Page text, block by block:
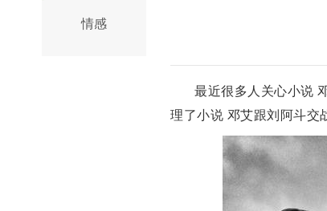
情感
最近很多人关心小说
理了小说 邓艾跟刘阿斗交